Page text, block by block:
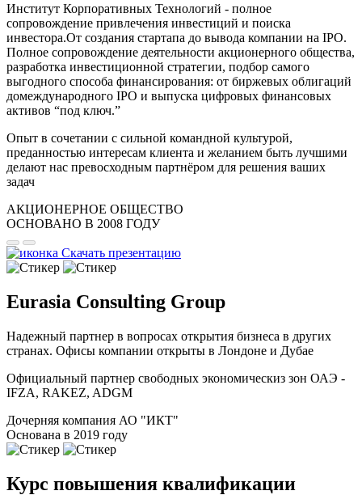
Институт Корпоративных Технологий - полное
сопровождение привлечения инвестиций и поиска
инвестора.От создания стартапа до вывода компании на IPO.
Полное сопровождение деятельности акционерного общества,
разработка инвестиционной стратегии, подбор самого
выгодного способа финансирования: от биржевых облигаций
домеждународного IPO и выпуска цифровых финансовых
активов “под ключ.”
Опыт в сочетании с сильной командной культурой,
преданностью интересам клиента и желанием быть лучшими
делают нас превосходным партнёром для решения ваших
задач
АКЦИОНЕРНОЕ ОБЩЕСТВО
ОСНОВАНО В 2008 ГОДУ
Скачать презентацию
Eurasia Consulting Group
Надежный партнер в вопросах открытия бизнеса в других
странах. Офисы компании открыты в Лондоне и Дубае
Официальный партнер свободных экономическиз зон ОАЭ -
IFZA, RAKEZ, ADGM
Дочерняя компания АО "ИКТ"
Основана в 2019 году
Курс повышения квалификации